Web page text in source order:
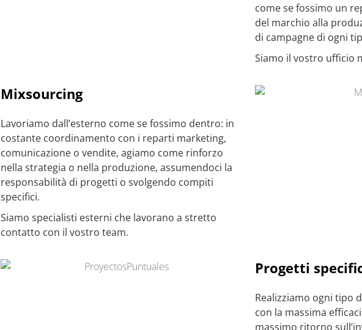
come se fossimo un
del marchio alla
di campagne di ogni
Siamo il vostro ufficio
Mixsourcing
Lavoriamo dall’esterno come se fossimo dentro: in
costante coordinamento con i reparti marketing,
comunicazione o vendite, agiamo come rinforzo
nella strategia o nella produzione, assumendoci la
responsabilità di progetti o svolgendo compiti
specifici.
Siamo specialisti esterni che lavorano a stretto
contatto con il vostro team.
Progetti
Realizziamo ogni tipo
con la massima
massimo ritorno